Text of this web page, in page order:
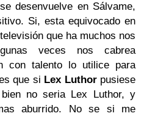
desenvuelve en Sálvame,
Si, esta equivocado en
que ha muchos nos
veces nos cabrea
con talento lo utilice para
que si Lex Luthorpusiese
no seria Lex Luthor, y
aburrido. No se si me